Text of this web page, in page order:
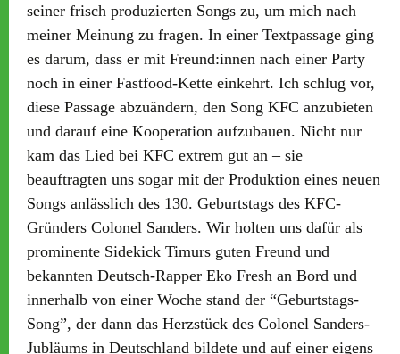
seiner frisch produzierten Songs zu, um mich nach
meiner Meinung zu fragen. In einer Textpassage ging
es darum, dass er mit Freund:innen nach einer Party
noch in einer Fastfood-Kette einkehrt. Ich schlug vor,
diese Passage abzuändern, den Song KFC anzubieten
und darauf eine Kooperation aufzubauen. Nicht nur
kam das Lied bei KFC extrem gut an – sie
beauftragten uns sogar mit der Produktion eines neuen
Songs anlässlich des 130. Geburtstags des KFC-
Gründers Colonel Sanders. Wir holten uns dafür als
prominente Sidekick Timurs guten Freund und
bekannten Deutsch-Rapper Eko Fresh an Bord und
innerhalb von einer Woche stand der “Geburtstags-
Song”, der dann das Herzstück des Colonel Sanders-
Jubläums in Deutschland bildete und auf einer eigens